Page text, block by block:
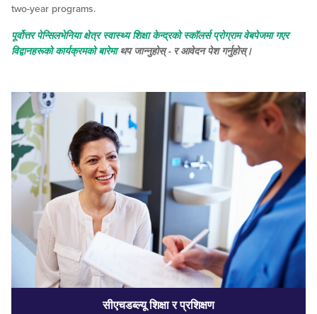
two-year programs.
पूर्वोत्तर पेन्सिलभेनिया क्षेत्र स्वास्थ्य शिक्षा केन्द्रको स्कॉलर्स प्रोग्राम वेबपेजमा गएर
विद्वानहरूको कार्यक्रमको बारेमाथप जान्नुहोस् - र आवेदन पेश गर्नुहोस्।
सीएचडब्ल्यू शिक्षा र प्रशिक्षण